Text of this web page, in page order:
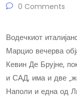
0 Comments
Водечкиот
Марцио вечерва
Кевин Де Брујне,
и САД, има и две
Наполи и една од